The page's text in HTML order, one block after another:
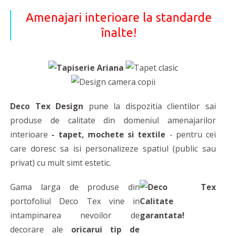
Amenajari interioare la standarde
înalte!
Deco Tex Design pune la dispozitia clientilor sai
produse de calitate din domeniul amenajarilor
interioare - tapet, mochete si textile - pentru cei
care doresc sa isi personalizeze spatiul (public sau
privat) cu mult simt estetic.
Gama larga de produse din
portofoliul Deco Tex vine in
intampinarea nevoilor de
decorare ale oricarui tip de